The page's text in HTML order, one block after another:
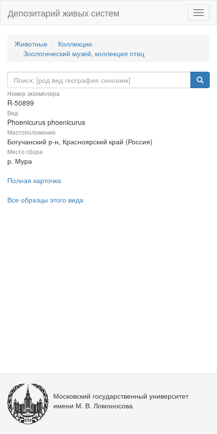
Депозитарий живых систем
Животные
Коллекции
Зоологический музей, коллекция птиц
Номер экземпляра
R-50899
Вид
Phoenicurus phoenicurus
Местоположение
Богучанский р-н, Красноярский край (Россия)
Место сбора
р. Мура
Полная карточка
Все образцы этого вида
Московский государственный университет
имени М. В. Ломоносова